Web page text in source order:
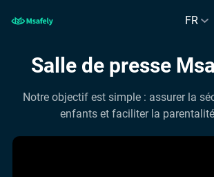
FR
Salle de presse
Notre objectif est simple : assurer la
enfants et faciliter la